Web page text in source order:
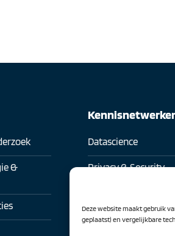
Deze website maakt gebruik
geplaatst) en vergelijkbare
&
Datascience
Privacy & Security
Digitale